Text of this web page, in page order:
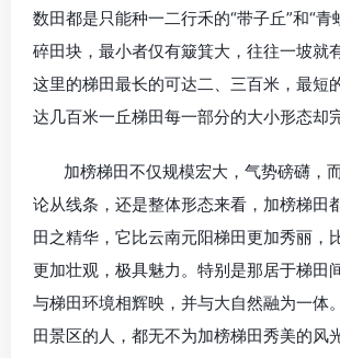
数田都是只能种一二行禾的“带子丘”和“青
碎田块，最小者仅有簸箕大，往往一坡就
这里的梯田最长的可达二、三百米，最短
达几百米一丘梯田每一部分的大小形态却
加榜梯田不仅规模宏大，气势磅礴，
论从线条，还是整体形态来看，加榜梯田
田之精华，它比云南元阳梯田更加秀丽，
更加壮观，极具魅力。特别是那居于梯田
与梯田环境相辉映，并与大自然融为一体
田景区的人，都无不为加榜梯田秀美的风